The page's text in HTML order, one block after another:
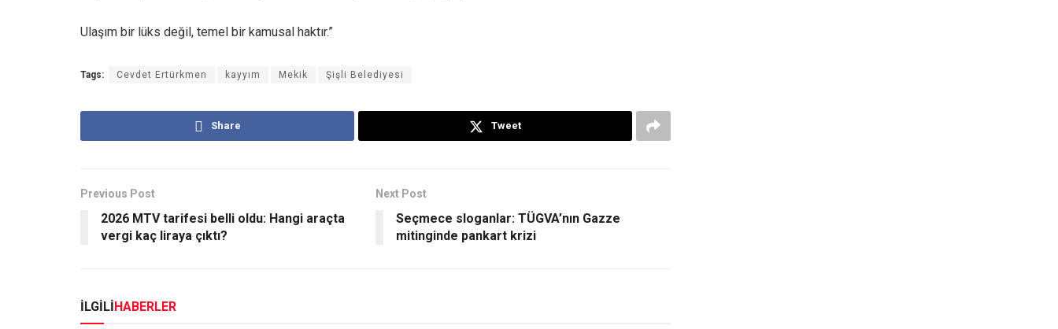
Ulaşım bir lüks değil, temel bir kamusal haktır.”
Tags: Cevdet Ertürkmen kayyım Mekik Şişli Belediyesi
Share Tweet
Previous Post
2026 MTV tarifesi belli oldu: Hangi araçta
vergi kaç liraya çıktı?
Next Post
Seçmece sloganlar: TÜGVA’nın Gazze
mitinginde pankart krizi
İLGİLİHABERLER